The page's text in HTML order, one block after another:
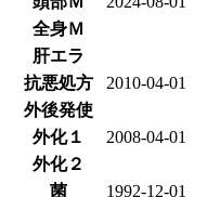
全身Ｍ
肝エラ
抗悪処方
2010-04-01
外後発使
外化１
2008-04-01
外化２
菌
1992-12-01